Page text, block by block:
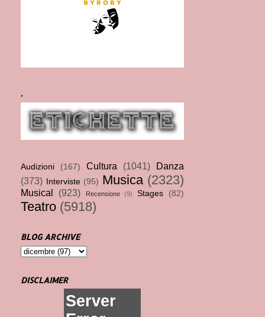
.
Audizioni (167) Cultura (1041)
Danza
(373)
Interviste (95) Musica (2323)
Musical (923) Recensione (9) Stages (82)
Teatro (5918)
BLOG ARCHIVE
DISCLAIMER